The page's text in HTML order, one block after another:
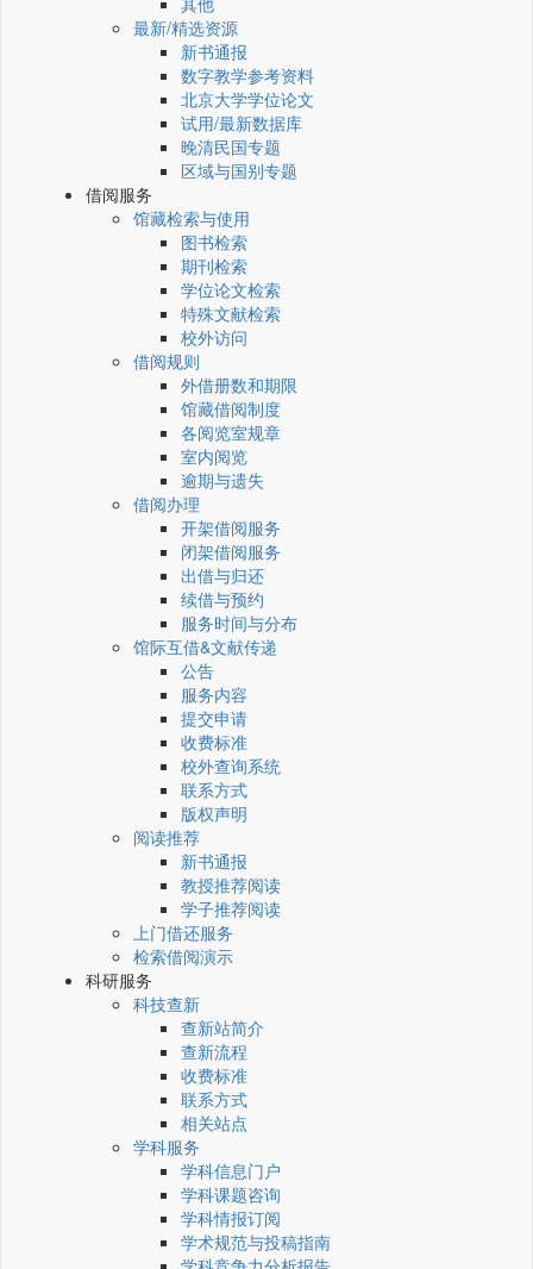
最新/精选资源
新书通报
数字教学参考资料
北京大学学位论文
试用/最新数据库
晚清民国专题
区域与国别专题
借阅服务
馆藏检索与使用
图书检索
期刊检索
学位论文检索
特殊文献检索
校外访问
借阅规则
外借册数和期限
馆藏借阅制度
各阅览室规章
室内阅览
逾期与遗失
借阅办理
开架借阅服务
闭架借阅服务
出借与归还
续借与预约
服务时间与分布
馆际互借&文献传递
公告
服务内容
提交申请
收费标准
校外查询系统
联系方式
版权声明
阅读推荐
新书通报
教授推荐阅读
学子推荐阅读
上门借还服务
检索借阅演示
科研服务
科技查新
查新站简介
查新流程
收费标准
联系方式
相关站点
学科服务
学科信息门户
学科课题咨询
学科情报订阅
学术规范与投稿指南